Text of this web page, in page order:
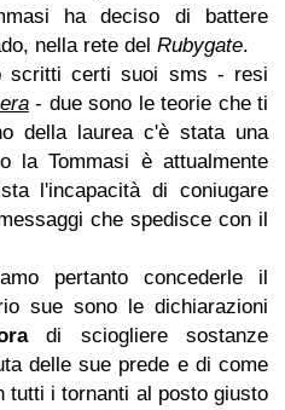
ha deciso di battere
nella rete del Rubygate.
scritti certi suoi sms - resi
- due sono le teorie che ti
della laurea c'è stata una
la Tommasi è attualmente
l'incapacità di coniugare
che spedisce con il
pertanto concederle il
sue sono le dichiarazioni
di sciogliere sostanze
delle sue prede e di come
tutti i tornanti al posto giusto